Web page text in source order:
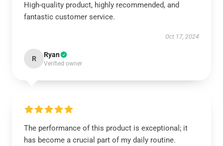
High-quality product, highly recommended, and
fantastic customer service.
Oct 17, 2024
R Ryan
Verified owner
The performance of this product is exceptional; it
has become a crucial part of my daily routine.